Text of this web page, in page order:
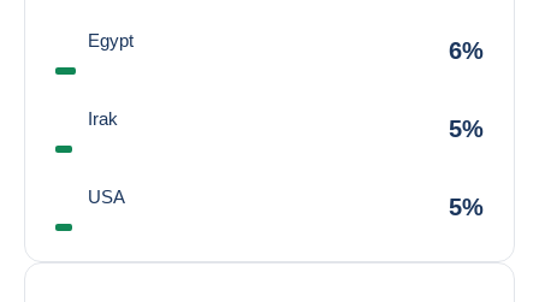
Egypt 6%
Irak 5%
USA 5%